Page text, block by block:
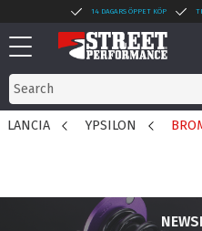
Menu
14 DAGARS ÖPPET KÖP
LANCIA YPSILON